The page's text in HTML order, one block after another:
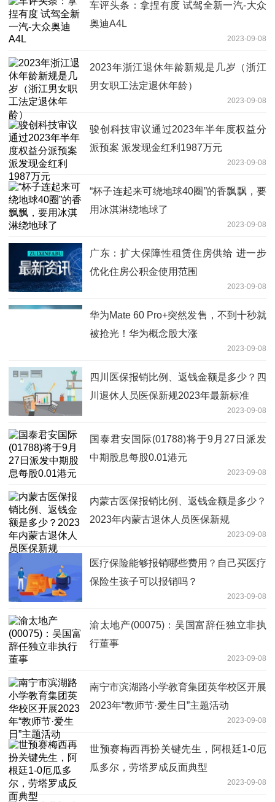
车评头条：拿捏有度 试驾全新一汽-大众
奥迪A4L
2023-09-08
2023年浙江退休年龄新规是几岁（浙江
男女职工法定退休年龄）
2023-09-08
骏创科技审议通过2023年半年度权益分
派预案 派发现金红利1987万元
2023-09-08
“杯子连起来可绕地球40圈”的香飘飘，要
用冰淇淋绕地球了
2023-09-08
广东：扩大保障性租赁住房供给 进一步
优化住房公积金使用范围
2023-09-08
华为Mate 60 Pro+突然发售，不到十秒就
被抢光！华为概念股大涨
2023-09-08
四川医保报销比例、返钱金额是多少？四
川退休人员医保新规2023年最新标准
2023-09-08
国泰君安国际(01788)将于9月27日派发
中期股息每股0.01港元
2023-09-08
内蒙古医保报销比例、返钱金额是多少？
2023年内蒙古退休人员医保新规
2023-09-08
医疗保险能够报销哪些费用？自己买医疗
保险生孩子可以报销吗？
2023-09-08
渝太地产(00075)：吴国富辞任独立非执
行董事
2023-09-08
南宁市滨湖路小学教育集团英华校区开展
2023年“教师节·爱生日”主题活动
2023-09-08
世预赛梅西再扮关键先生，阿根廷1-0厄
瓜多尔，劳塔罗成反面典型
2023-09-08